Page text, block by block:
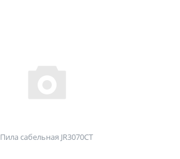
Пила сабельная JR3070CT